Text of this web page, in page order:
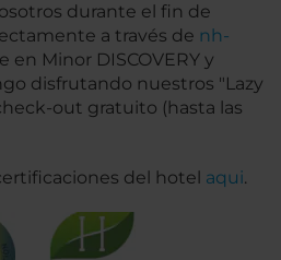
durante el fin de
a través de nh-
en Minor DISCOVERY y
disfrutando nuestros "Lazy
out gratuito (hasta las
del hotel aqui.